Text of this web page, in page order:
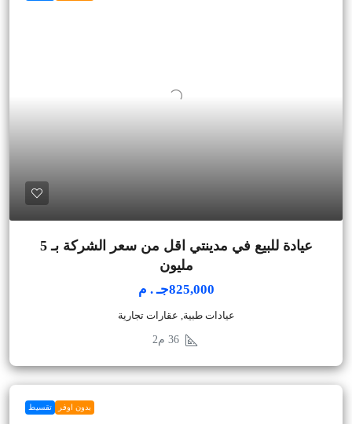
عيادة للبيع في مدينتي اقل من سعر الشركة بـ 5
مليون
825,000جـ . م
عيادات طبية, عقارات تجارية
36 م2
بدون اوفر تقسيط